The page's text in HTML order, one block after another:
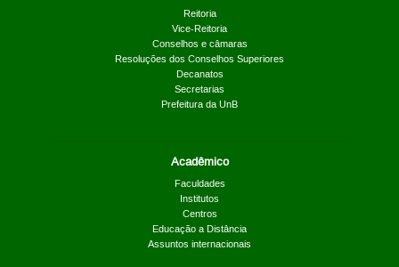
Reitoria
Vice-Reitoria
Conselhos e câmaras
Resoluções dos Conselhos Superiores
Decanatos
Secretarias
Prefeitura da UnB
Acadêmico
Faculdades
Institutos
Centros
Educação a Distância
Assuntos internacionais